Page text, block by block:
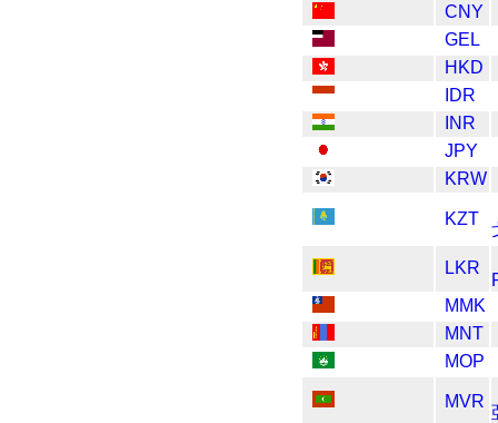
CNY
GEL
HKD
IDR
INR
JPY
KRW
KZT
LKR
MMK
MNT
MOP
MVR